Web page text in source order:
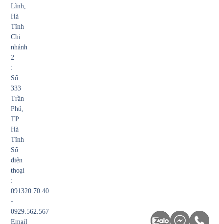
Lĩnh,
Hà
Tĩnh
Chi
nhánh
2
:
Số
333
Trần
Phú,
TP
Hà
Tĩnh
Số
điện
thoại
:
091320.70.40
-
0929.562.567
Email